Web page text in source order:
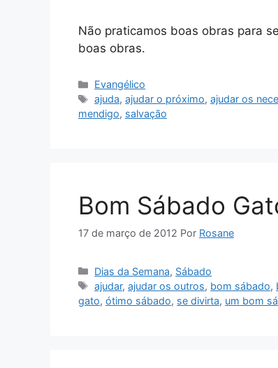
Não praticamos boas obras para
boas obras.
Categorias
Evangélico
Tags
ajuda,ajudar o próximo,ajudar os
mendigo, salvação
Bom Sábado
17 de março de 2012 Por Rosane
Categorias
Dias da Semana, Sábado
Tags
ajudar,ajudar os outros, bom sábado,
gato, ótimo sábado, se divirta, um bom